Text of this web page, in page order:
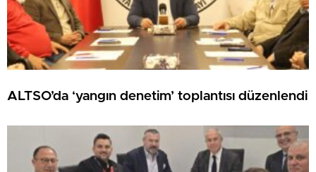
ALTSO’da ‘yangın denetim’ toplantısı düzenlendi